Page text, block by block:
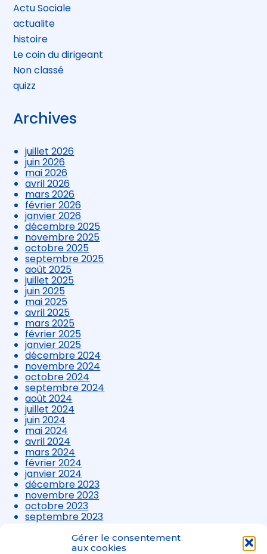
Gérer le consentement
aux cookies
Actu Sociale
actualite
histoire
Le coin du dirigeant
Non classé
quizz
Archives
juillet 2026
juin 2026
mai 2026
avril 2026
mars 2026
février 2026
janvier 2026
décembre 2025
novembre 2025
octobre 2025
septembre 2025
août 2025
juillet 2025
juin 2025
mai 2025
avril 2025
mars 2025
février 2025
janvier 2025
décembre 2024
novembre 2024
octobre 2024
septembre 2024
août 2024
juillet 2024
juin 2024
mai 2024
avril 2024
mars 2024
février 2024
janvier 2024
décembre 2023
novembre 2023
octobre 2023
septembre 2023
août 2023
juillet 2023